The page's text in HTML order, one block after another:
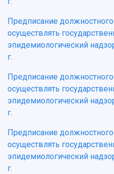
Предписание
осуществлять
эпидемиологический
г.
Предписание
осуществлять
эпидемиологический
г.
Предписание
осуществлять
эпидемиологический
г.